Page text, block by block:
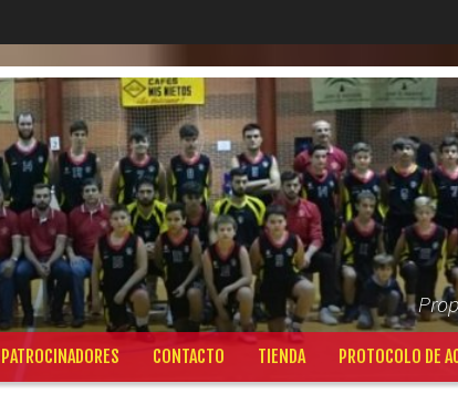
PATROCINADORES CONTACTO TIENDA PROTOCOLO DE